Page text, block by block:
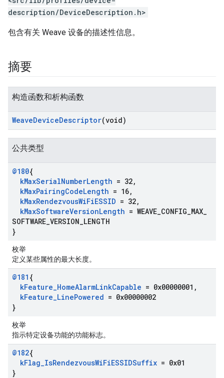
description/DeviceDescription.h>
包含有关 Weave 设备的描述性信息。
摘要
构造函数和析构函数
WeaveDeviceDescriptor(void)
公共类型
@180{
kMaxSerialNumberLength = 32,
kMaxPairingCodeLength = 16,
kMaxRendezvousWiFiESSID = 32,
kMaxSoftwareVersionLength = WEAVE CONFIG MAX
SOFTWARE VERSION LENGTH
}
枚举
定义某些属性的最大长度。
@181 {
kFeature_HomeAlarmLinkCapable = 0x00000001 ,
kFeature_LinePowered = 0x00000002
}
枚举
指示特定设备功能的功能标志。
@182{
kFlag_IsRendezvousWiFiESSIDSuffix = 0x01
}